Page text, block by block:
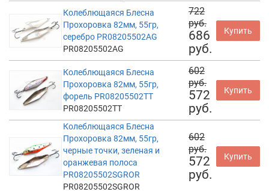
Колеблющаяся Блесна
Прохоровка 82мм, 55гр,
серебро PR08205502AG
PR08205502AG
722
руб.
686
руб.
Купить
Колеблющаяся Блесна
Прохоровка 82мм, 55гр,
форель PR08205502TT
PR08205502TT
602
руб.
572
руб.
Купить
Колеблющаяся Блесна
Прохоровка 82мм, 55гр,
черные точки, зеленая и
оранжевая полоса
PR08205502SGROR
PR08205502SGROR
602
руб.
572
руб.
Купить